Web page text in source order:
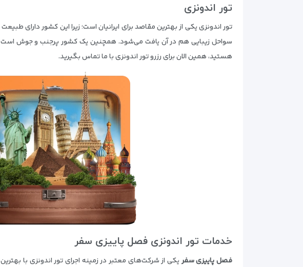
تور اندونزی
تور اندونزی یکی از بهترین مقاصد برای ایرانیان است؛ زیرا این کشور دارای
سواحل زیبایی هم در آن یافت می‌شود. همچنین یک کشور پرجنب و جوش است و
هستید، همین الان برای رزرو تور اندونزی با ما تماس بگیرید.
خدمات تور اندونزی فصل پاییزی سفر
فصل پاییزی سفر یکی از شرکت‌های معتبر در زمینه اجرای تور اندونزی با